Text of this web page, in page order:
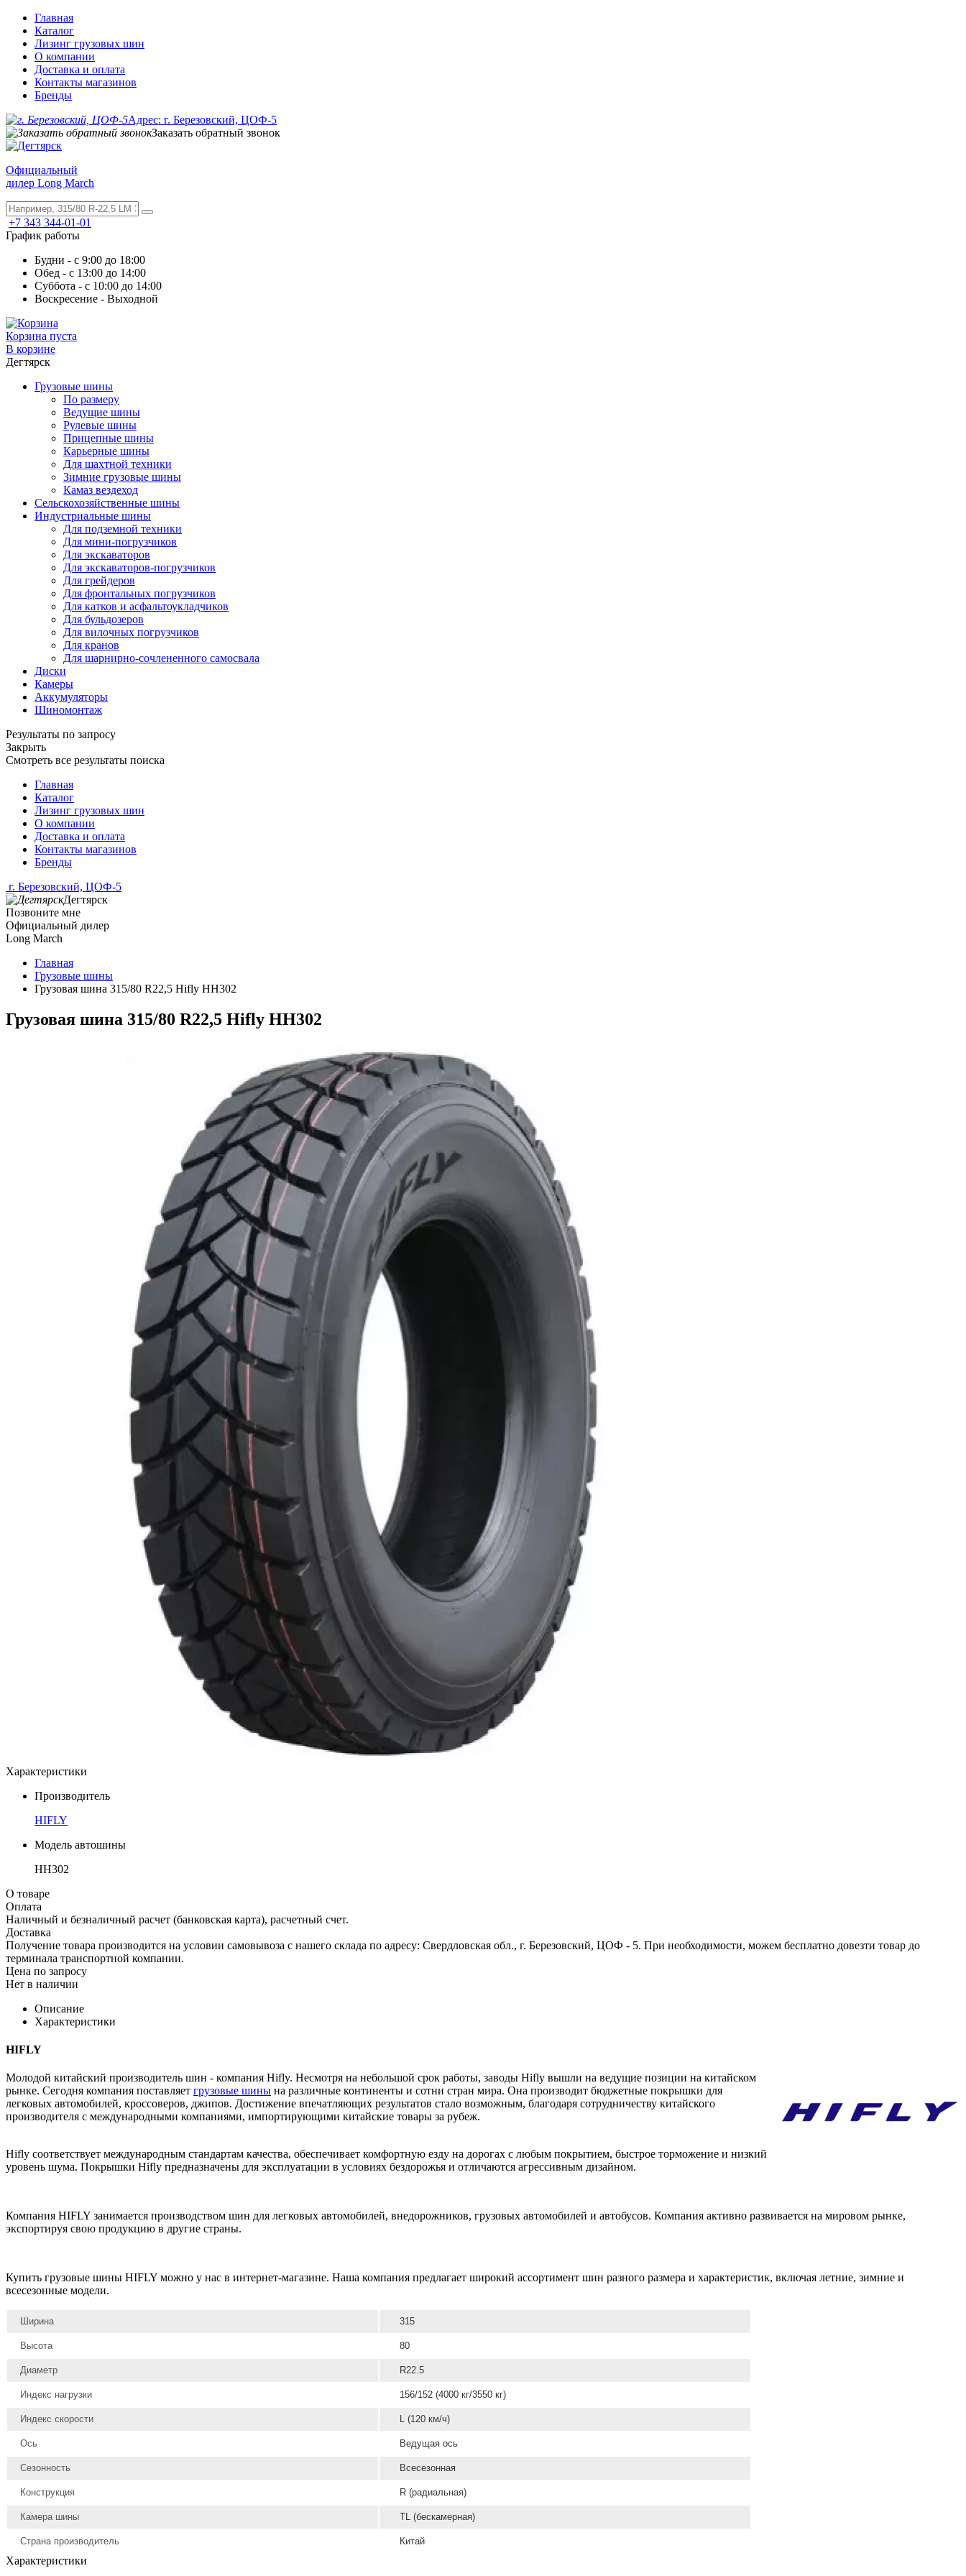
Главная
Каталог
Лизинг грузовых шин
О компании
Доставка и оплата
Контакты магазинов
Бренды
Адрес: г. Березовский, ЦОФ-5
Заказать обратный звонок
Официальный
дилер Long March
+7 343 344-01-01
График работы
Будни - с 9:00 до 18:00
Обед - с 13:00 до 14:00
Суббота - с 10:00 до 14:00
Воскресение - Выходной
Корзина пуста
В корзине
Дегтярск
Грузовые шины
По размеру
Ведущие шины
Рулевые шины
Прицепные шины
Карьерные шины
Для шахтной техники
Зимние грузовые шины
Камаз вездеход
Сельскохозяйственные шины
Индустриальные шины
Для подземной техники
Для мини-погрузчиков
Для экскаваторов
Для экскаваторов-погрузчиков
Для грейдеров
Для фронтальных погрузчиков
Для катков и асфальтоукладчиков
Для бульдозеров
Для вилочных погрузчиков
Для кранов
Для шарнирно-сочлененного самосвала
Диски
Камеры
Аккумуляторы
Шиномонтаж
Результаты по запросу
Закрыть
Смотреть все результаты поиска
Главная
Каталог
Лизинг грузовых шин
О компании
Доставка и оплата
Контакты магазинов
Бренды
г. Березовский, ЦОФ-5
Дегтярск
Позвоните мне
Официальный дилер
Long March
Главная
Грузовые шины
Грузовая шина 315/80 R22,5 Hifly HH302
Грузовая шина 315/80 R22,5 Hifly HH302
Характеристики
Производитель
HIFLY
Модель автошины
HH302
О товаре
Оплата
Наличный и безналичный расчет (банковская карта), расчетный счет.
Доставка
Получение товара производится на условии самовывоза с нашего склада по адресу: Свердловская обл., г. Березовский, ЦОФ - 5. При необходимости, можем бесплатно довезти товар до
терминала транспортной компании.
Цена по запросу
Нет в наличии
Описание
Характеристики
HIFLY
Молодой китайский производитель шин - компания Hifly. Несмотря на небольшой срок работы, заводы Hifly вышли на ведущие позиции на китайском
рынке. Сегодня компания поставляет грузовые шины на различные континенты и сотни стран мира. Она производит бюджетные покрышки для
легковых автомобилей, кроссоверов, джипов. Достижение впечатляющих результатов стало возможным, благодаря сотрудничеству китайского
производителя с международными компаниями, импортирующими китайские товары за рубеж.
Hifly соответствует международным стандартам качества, обеспечивает комфортную езду на дорогах с любым покрытием, быстрое торможение и низкий
уровень шума. Покрышки Hifly предназначены для эксплуатации в условиях бездорожья и отличаются агрессивным дизайном.
Компания HIFLY занимается производством шин для легковых автомобилей, внедорожников, грузовых автомобилей и автобусов. Компания активно развивается на мировом рынке,
экспортируя свою продукцию в другие страны.
Купить грузовые шины HIFLY можно у нас в интернет-магазине. Наша компания предлагает широкий ассортимент шин разного размера и характеристик, включая летние, зимние и
всесезонные модели.
Ширина 315
Высота 80
Диаметр R22.5
Индекс нагрузки 156/152 (4000 кг/3550 кг)
Индекс скорости L (120 км/ч)
Ось Ведущая ось
Сезонность Всесезонная
Конструкция R (радиальная)
Камера шины TL (бескамерная)
Страна производитель Китай
Характеристики